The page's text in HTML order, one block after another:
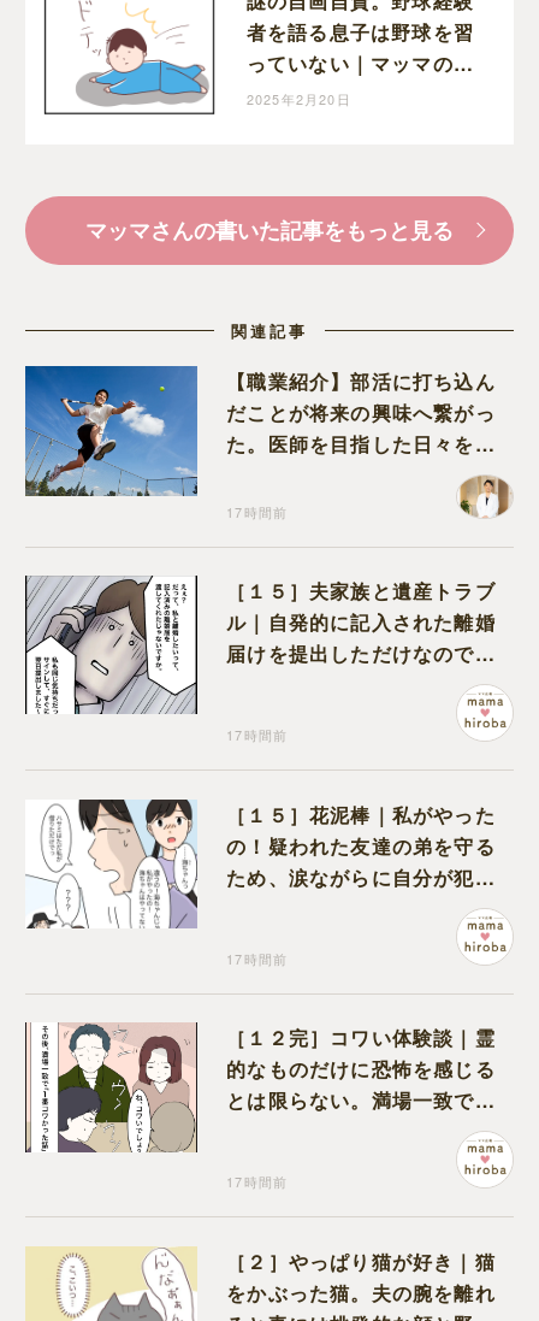
者を語る息子は野球を習
っていない｜マッマの育
児漫画
2025年2月20日
マッマさんの書いた記事をもっと見る
関連記事
【職業紹介】部活に打ち込ん
だことが将来の興味へ繋がっ
た。医師を目指した日々を振
17時間前
［１５］夫家族と遺産トラブ
ル｜自発的に記入された離婚
届けを提出しただけなので、
17時間前
［１５］花泥棒｜私がやった
の！疑われた友達の弟を守る
ため、涙ながらに自分が犯人
17時間前
［１２完］コワい体験談｜霊
的なものだけに恐怖を感じる
とは限らない。満場一致でコ
ワいと認定された意外な体験
17時間前
［２］やっぱり猫が好き｜猫
をかぶった猫。夫の腕を離れ